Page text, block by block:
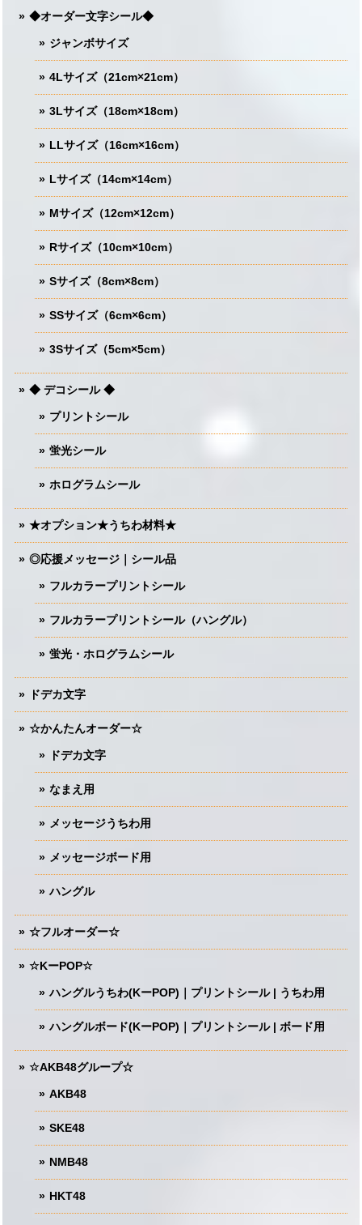
◆オーダー文字シール◆
ジャンボサイズ
4Lサイズ（21cm×21cm）
3Lサイズ（18cm×18cm）
LLサイズ（16cm×16cm）
Lサイズ（14cm×14cm）
Mサイズ（12cm×12cm）
Rサイズ（10cm×10cm）
Sサイズ（8cm×8cm）
SSサイズ（6cm×6cm）
3Sサイズ（5cm×5cm）
◆ デコシール ◆
プリントシール
蛍光シール
ホログラムシール
★オプション★うちわ材料★
◎応援メッセージ｜シール品
フルカラープリントシール
フルカラープリントシール（ハングル）
蛍光・ホログラムシール
ドデカ文字
☆かんたんオーダー☆
ドデカ文字
なまえ用
メッセージうちわ用
メッセージボード用
ハングル
☆フルオーダー☆
☆KーPOP☆
ハングルうちわ(KーPOP)｜プリントシール | うちわ用
ハングルボード(KーPOP)｜プリントシール | ボード用
☆AKB48グループ☆
AKB48
SKE48
NMB48
HKT48